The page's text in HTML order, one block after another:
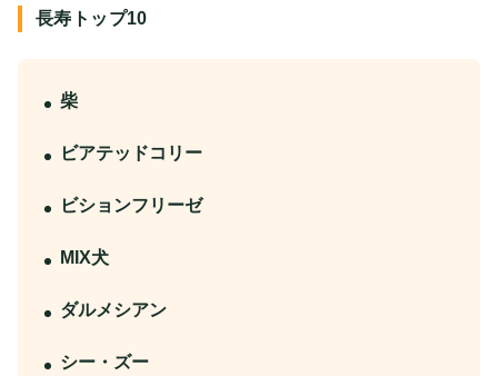
長寿トップ10
柴
ビアテッドコリー
ビションフリーゼ
MIX犬
ダルメシアン
シー・ズー